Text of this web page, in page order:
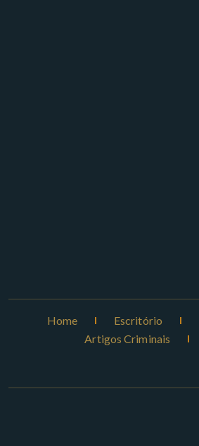
Home Escritório
Artigos Criminais